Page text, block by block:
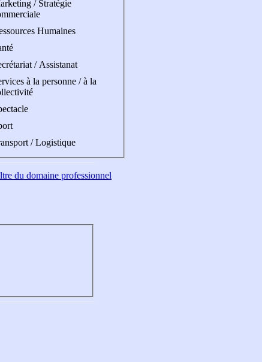
/ Stratégie
Humaines
/ Assistanat
à la personne / à la
/ Logistique
du domaine professionnel